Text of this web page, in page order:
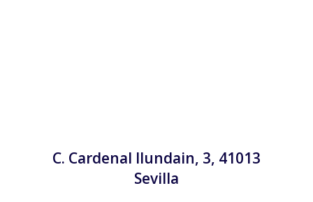
C. Cardenal Ilundain, 3, 41013
Sevilla